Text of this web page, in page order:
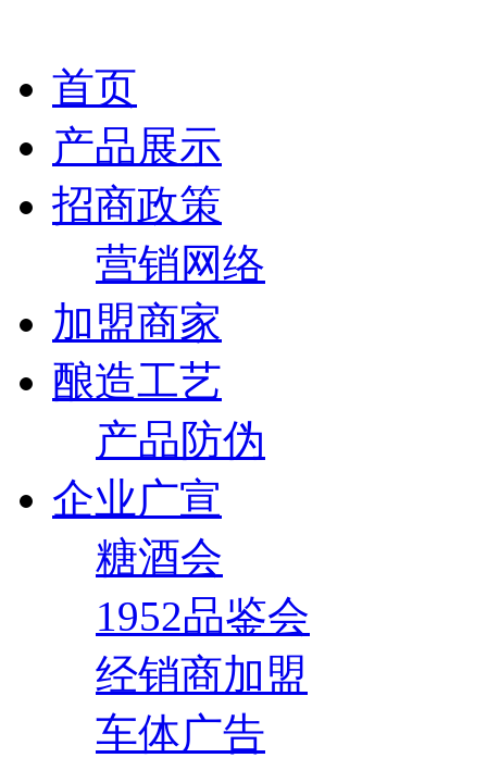
首页
产品展示
招商政策
营销网络
加盟商家
酿造工艺
产品防伪
企业广宣
糖酒会
1952品鉴会
经销商加盟
车体广告